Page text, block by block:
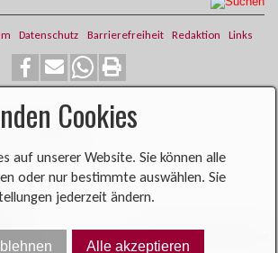
Datenschutz Barrierefreiheit Redaktion Links
FranziskusCookies
auf unserer Website. Sie können alle
oder nur bestimmte auswählen. Sie
jederzeit ändern.
Alle akzeptieren